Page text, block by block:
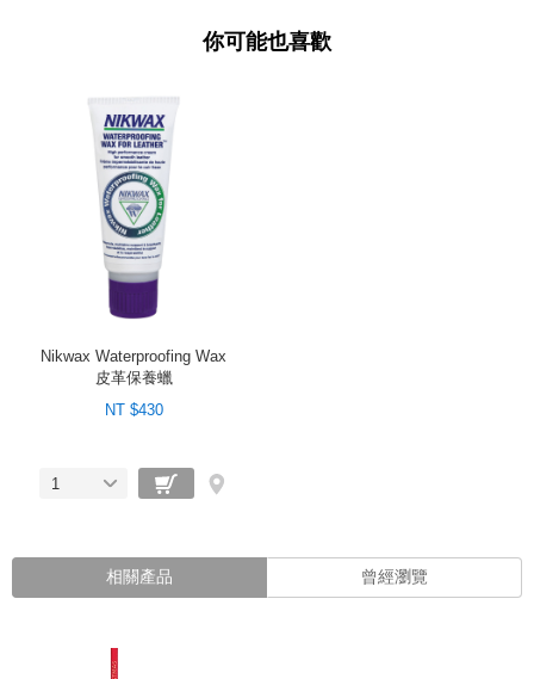
你可能也喜歡
Nikwax Waterproofing Wax
皮革保養蠟
NT $430
1
相關產品 曾經瀏覽